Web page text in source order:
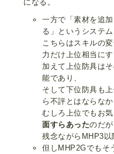
になる。
一方で「素材を追
る」というシステム
こちらはスキルの
力だけ上位相当に
加えて上位防具は
能であり、
そして下位防具も
ら不評とはならなか
むしろ上位でもお
面すらあったのだが
残念ながらMHP3以
但しMHP2Gでもそ